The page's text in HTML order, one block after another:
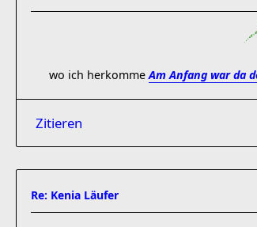
wo ich herkommeAm Anfang war da
Zitieren
Re: Kenia Läufer